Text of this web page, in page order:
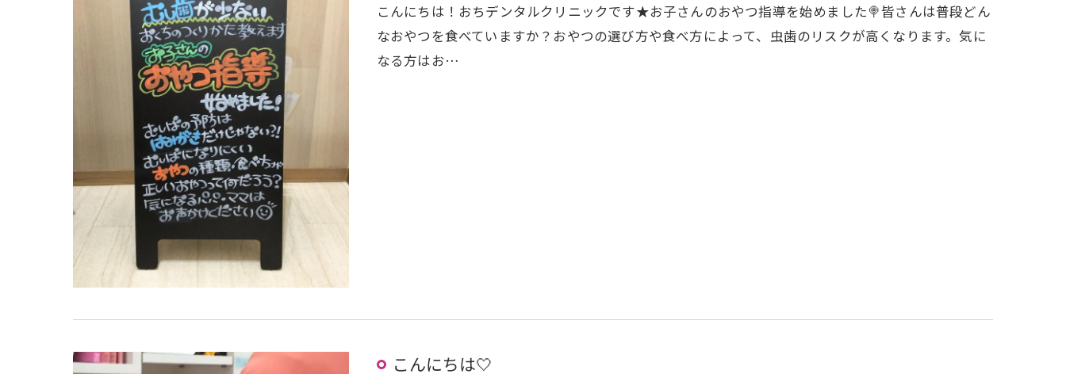
こんにちは！おちデンタルクリニックです★お子さんのおやつ指導を始めました🍭皆さんは普段どん
なおやつを食べていますか？おやつの選び方や食べ方によって、虫歯のリスクが高くなります。気に
なる方はお…
こんにちは🤍